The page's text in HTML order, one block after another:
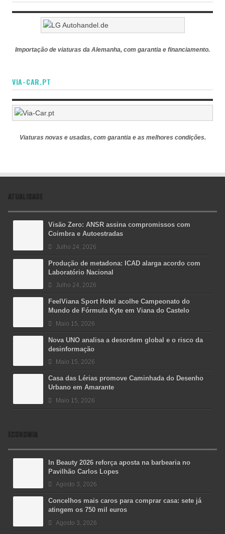
Importação de viaturas da Alemanha, com garantia e financiamento.
VIA-CAR.PT
Viaturas novas e usadas, com garantia e as melhores condições.
ATUALIDADE
Visão Zero: ANSR assina compromissos com
Coimbra e Autoestradas
Julho 24, 2026
Produção de metadona: ICAD alarga acordo com
Laboratório Nacional
Julho 24, 2026
FeelViana Sport Hotel acolhe Campeonato do
Mundo de Fórmula Kyte em Viana do Castelo
Maio 15, 2026
Nova UNO analisa a desordem global e o risco da
desinformação
Maio 15, 2026
Casa das Lérias promove Caminhada do Desenho
Urbano em Amarante
Maio 15, 2026
ECONOMIA
In Beauty 2026 reforça aposta na barbearia no
Pavilhão Carlos Lopes
Agosto 3, 2026
Concelhos mais caros para comprar casa: sete já
atingem os 750 mil euros
Agosto 3, 2026